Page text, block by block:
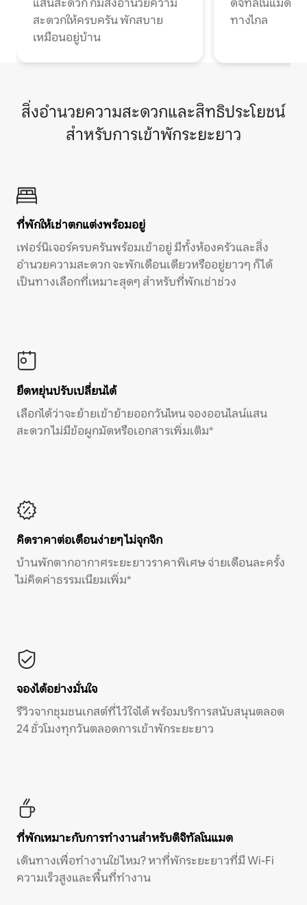
แสนสะดวก ก็มีสิ่งอำนวยความ
สะดวกให้ครบครัน พักสบาย
เหมือนอยู่บ้าน
ดิจิทัลโนแมดแ
ทางไกล
สิ่งอำนวยความสะดวกและสิทธิประโยชน์
สำหรับการเข้าพักระยะยาว
ที่พักให้เช่าตกแต่งพร้อมอยู่
เฟอร์นิเจอร์ครบครันพร้อมเข้าอยู่ มีทั้งห้องครัวและสิ่ง
อำนวยความสะดวก จะพักเดือนเดียวหรืออยู่ยาวๆ ก็ได้
เป็นทางเลือกที่เหมาะสุดๆ สำหรับที่พักเช่าช่วง
ยืดหยุ่นปรับเปลี่ยนได้
เลือกได้ว่าจะย้ายเข้าย้ายออกวันไหน จองออนไลน์แสน
สะดวก ไม่มีข้อผูกมัดหรือเอกสารเพิ่มเติม*
คิดราคาต่อเดือนง่ายๆ ไม่จุกจิก
บ้านพักตากอากาศระยะยาวราคาพิเศษ จ่ายเดือนละครั้ง
ไม่คิดค่าธรรมเนียมเพิ่ม*
จองได้อย่างมั่นใจ
รีวิวจากชุมชนเกสต์ที่ไว้ใจได้ พร้อมบริการสนับสนุนตลอด
24 ชั่วโมงทุกวันตลอดการเข้าพักระยะยาว
ที่พักเหมาะกับการทำงานสำหรับดิจิทัลโนแมด
เดินทางเพื่อทำงานใช่ไหม? หาที่พักระยะยาวที่มี Wi-Fi
ความเร็วสูงและพื้นที่ทำงาน